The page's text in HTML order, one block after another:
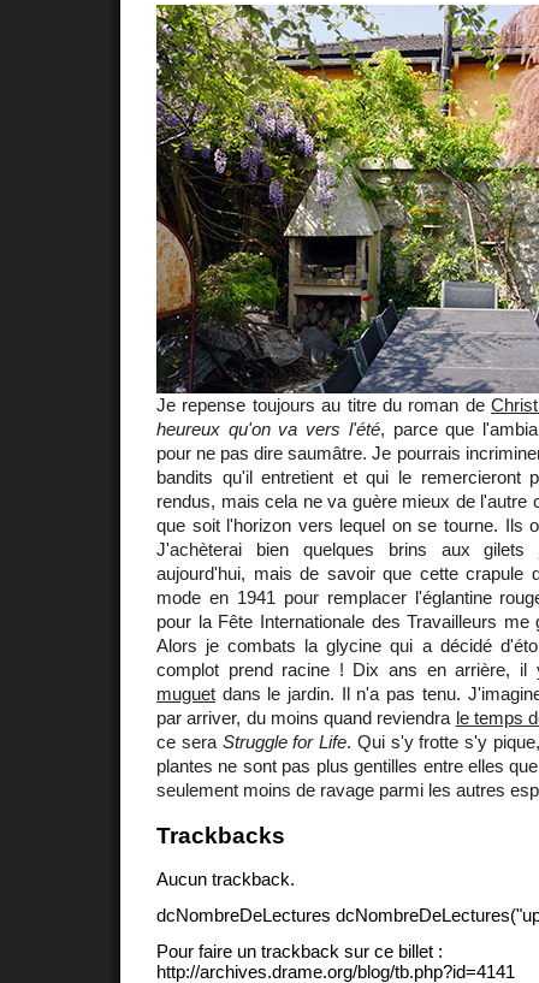
Je repense toujours au titre du roman de
heureux qu'on va vers l'été, parce que
pour ne pas dire saumâtre. Je pourrais
bandits qu'il entretient et qui le remercieront
rendus, mais cela ne va guère mieux de l'autre
que soit l'horizon vers lequel on se tourne. Ils
J'achèterai bien quelques brins aux
aujourd'hui, mais de savoir que cette crapule
mode en 1941 pour remplacer l'églantine
pour la Fête Internationale des Travailleurs me
Alors je combats la glycine qui a décidé
complot prend racine ! Dix ans en arrière,
muguet dans le jardin. Il n'a pas tenu.
par arriver, du moins quand reviendra le temps
ce sera Struggle for Life. Qui s'y frotte s'y
plantes ne sont pas plus gentilles entre elles
seulement moins de ravage parmi les autres
Trackbacks
Aucun trackback.
dcNombreDeLectures
Pour faire un trackback sur ce billet :
http://archives.drame.org/blog/tb.php?id=4141